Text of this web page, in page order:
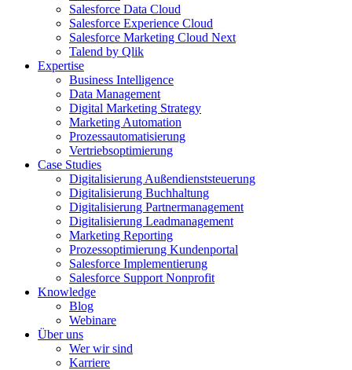
Salesforce Data Cloud
Salesforce Experience Cloud
Salesforce Marketing Cloud Next
Talend by Qlik
Expertise
Business Intelligence
Data Management
Digital Marketing Strategy
Marketing Automation
Prozessautomatisierung
Vertriebsoptimierung
Case Studies
Digitalisierung Außendienststeuerung
Digitalisierung Buchhaltung
Digitalisierung Partnermanagement
Digitalisierung Leadmanagement
Marketing Reporting
Prozessoptimierung Kundenportal
Salesforce Implementierung
Salesforce Support Nonprofit
Knowledge
Blog
Webinare
Über uns
Wer wir sind
Karriere